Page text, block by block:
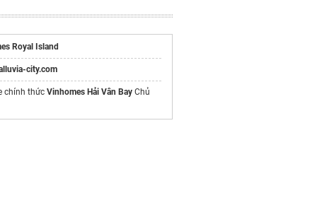
Royal Island
city.com
chính thức Vinhomes Hải Vân Bay Chủ